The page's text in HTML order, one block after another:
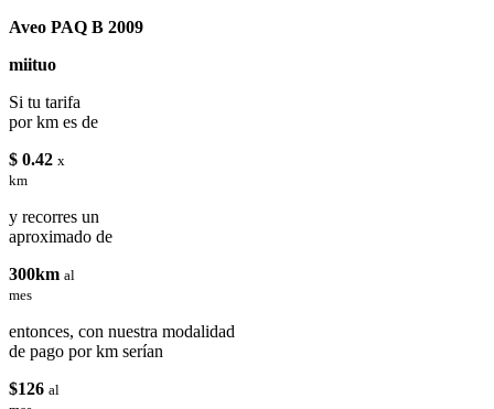
Aveo PAQ B 2009
miituo
Si tu tarifa
por km es de
$ 0.42 x
km
y recorres un
aproximado de
300km al
mes
entonces, con nuestra modalidad
de pago por km serían
$126 al